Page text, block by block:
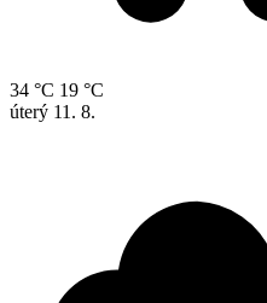
34 °C 19 °C
úterý 11. 8.